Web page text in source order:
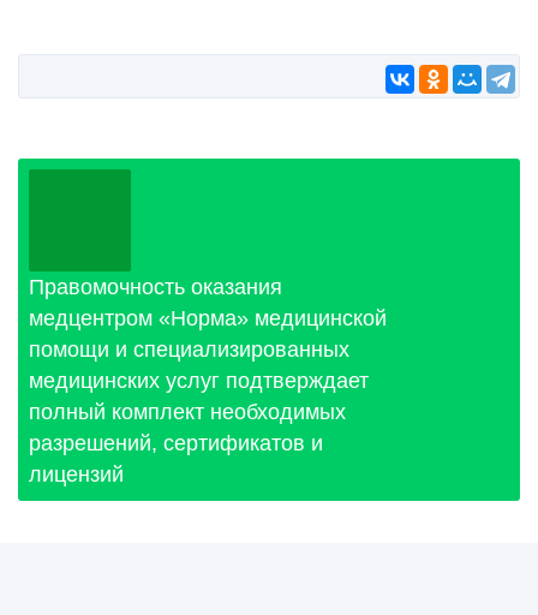
Правомочность оказания
медцентром «Норма» медицинской
помощи и специализированных
медицинских услуг подтверждает
полный комплект необходимых
разрешений, сертификатов и
лицензий